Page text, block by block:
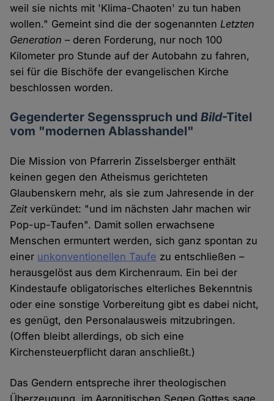
weil sie nichts mit 'Klima-Chaoten' zu tun haben
wollen." Gemeint sind die der sogenanntenLetzten
Generation – deren Forderung, nur noch 100
Kilometer pro Stunde auf der Autobahn zu fahren,
sei für die Bischöfe der evangelischen Kirche
beschlossen worden.
Gegenderter Segensspruch undBild-Titel
vom "modernen Ablasshandel"
Die Mission von Pfarrerin Zisselsberger enthält
keinen gegen den Atheismus gerichteten
Glaubenskern mehr, als sie zum Jahresende in der
Zeitverkündet: "und im nächsten Jahr machen wir
Pop-up-Taufen". Damit sollen erwachsene
Menschen ermuntert werden, sich ganz spontan zu
einer unkonventionellen Taufe zu entschließen –
herausgelöst aus dem Kirchenraum. Ein bei der
Kindestaufe obligatorisches elterliches Bekenntnis
oder eine sonstige Vorbereitung gibt es dabei nicht,
es genügt, den Personalausweis mitzubringen.
(Offen bleibt allerdings, ob sich eine
Kirchensteuerpflicht daran anschließt.)
Das Gendern entspreche ihrer theologischen